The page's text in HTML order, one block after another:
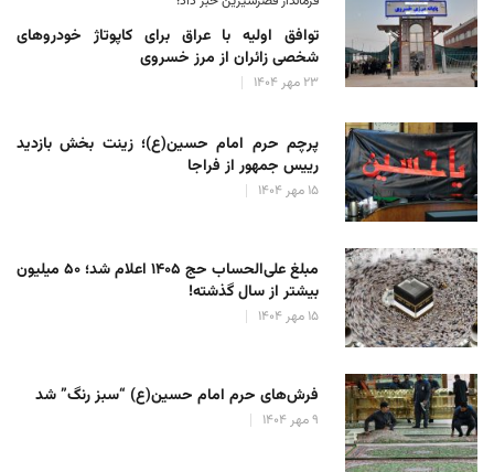
توافق اولیه با عراق برای کاپوتاژ خودروهای
شخصی زائران از مرز خسروی
۲۳ مهر ۱۴۰۴
پرچم حرم امام حسین(ع)؛ زینت بخش بازدید
رییس جمهور از فراجا
۱۵ مهر ۱۴۰۴
مبلغ علی‌الحساب حج ۱۴۰۵ اعلام شد؛ ۵۰ میلیون
بیشتر از سال گذشته!
۱۵ مهر ۱۴۰۴
فرش‌های حرم امام حسین(ع) “سبز رنگ” شد
۹ مهر ۱۴۰۴